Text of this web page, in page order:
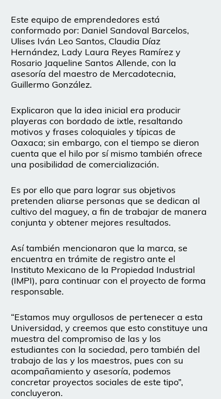
Este equipo de emprendedores está
conformado por: Daniel Sandoval Barcelos,
Ulises Iván Leo Santos, Claudia Díaz
Hernández, Lady Laura Reyes Ramírez y
Rosario Jaqueline Santos Allende, con la
asesoría del maestro de Mercadotecnia,
Guillermo González.
Explicaron que la idea inicial era producir
playeras con bordado de ixtle, resaltando
motivos y frases coloquiales y típicas de
Oaxaca; sin embargo, con el tiempo se dieron
cuenta que el hilo por sí mismo también ofrece
una posibilidad de comercialización.
Es por ello que para lograr sus objetivos
pretenden aliarse personas que se dedican al
cultivo del maguey, a fin de trabajar de manera
conjunta y obtener mejores resultados.
Así también mencionaron que la marca, se
encuentra en trámite de registro ante el
Instituto Mexicano de la Propiedad Industrial
(IMPI), para continuar con el proyecto de forma
responsable.
“Estamos muy orgullosos de pertenecer a esta
Universidad, y creemos que esto constituye una
muestra del compromiso de las y los
estudiantes con la sociedad, pero también del
trabajo de las y los maestros, pues con su
acompañamiento y asesoría, podemos
concretar proyectos sociales de este tipo”,
concluyeron.